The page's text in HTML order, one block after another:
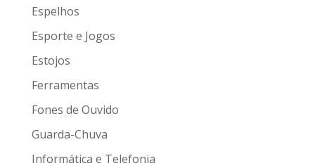
Espelhos
Esporte e Jogos
Estojos
Ferramentas
Fones de Ouvido
Guarda-Chuva
Informática e Telefonia